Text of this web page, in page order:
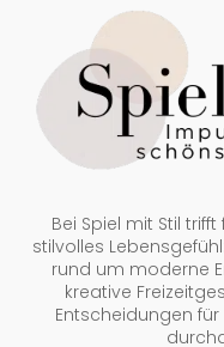
Bei Spiel mit Stil
stilvolles
rund um moderne
kreative
Entscheidungen